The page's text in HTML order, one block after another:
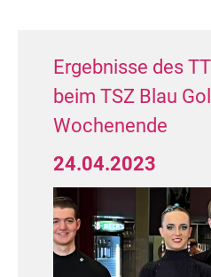
Herzliche
Erfolg weiterhin jetzt
Ergebnisse des
beim TSZ Blau
Wochenende
24.04.2023